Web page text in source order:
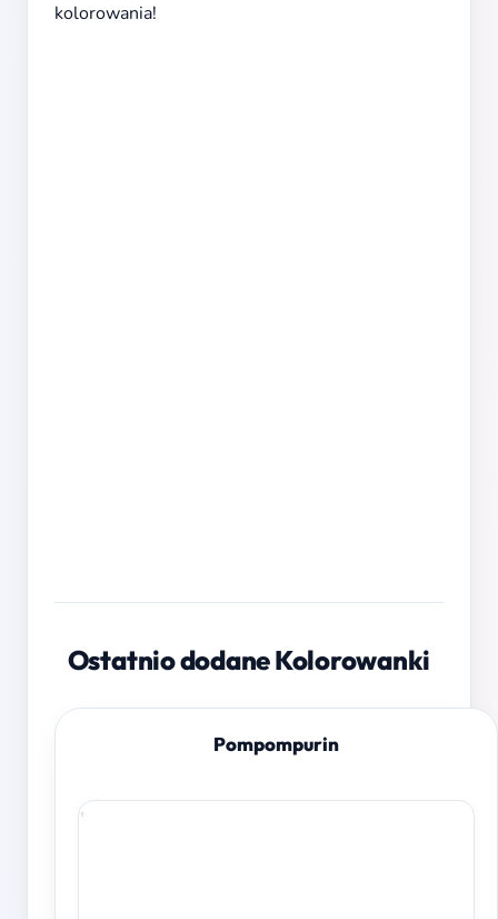
kolorowania!
Ostatnio dodane Kolorowanki
Pompompurin